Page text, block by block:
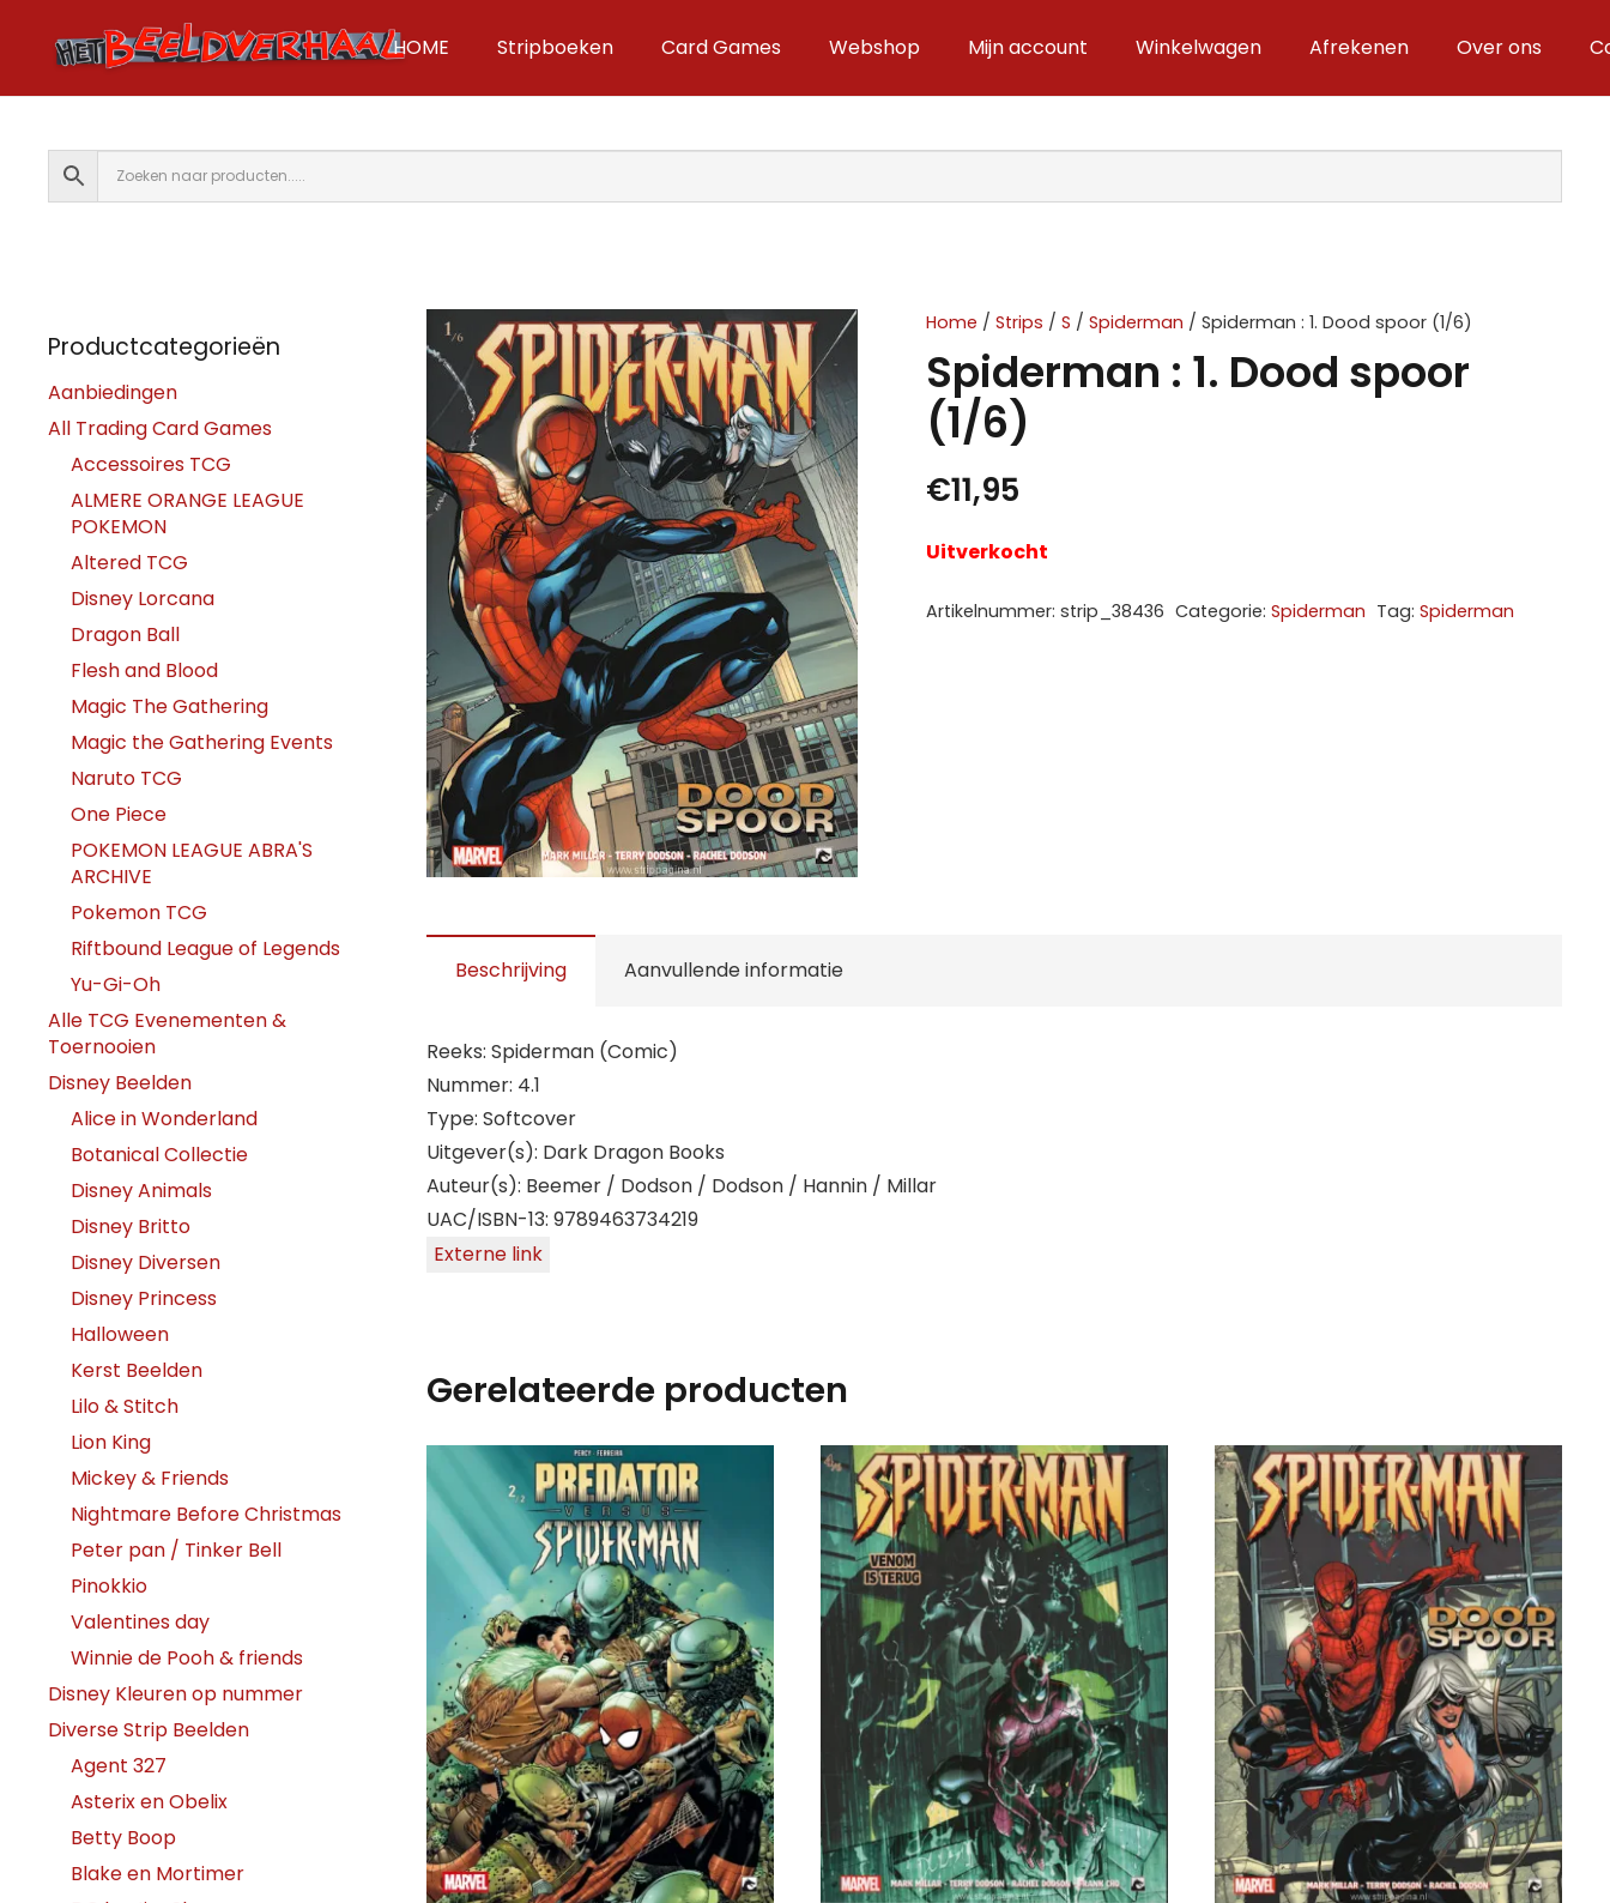
HOME Stripboeken Card Games Webshop Mijn account Winkelwagen Afrekenen Over ons
Home /Strips /S /Spiderman / Spiderman : 1. Dood spoor (1/6)
Spiderman : 1. Dood spoor
(1/6)
€11,95
Uitverkocht
Artikelnummer:strip_38436 Categorie: Spiderman Tag: Spiderman
Beschrijving Aanvullende informatie
Reeks: Spiderman (Comic)
Nummer: 4.1
Type: Softcover
Uitgever(s): Dark Dragon Books
Auteur(s): Beemer / Dodson / Dodson / Hannin / Millar
UAC/ISBN-13: 9789463734219
Externe link
Gerelateerde producten
Productcategorieën
Aanbiedingen
All Trading Card Games
Accessoires TCG
ALMERE ORANGE LEAGUE
POKEMON
Altered TCG
Disney Lorcana
Dragon Ball
Flesh and Blood
Magic The Gathering
Magic the Gathering Events
Naruto TCG
One Piece
POKEMON LEAGUE ABRA'S
ARCHIVE
Pokemon TCG
Riftbound League of Legends
Yu-Gi-Oh
Alle TCG Evenementen &
Toernooien
Disney Beelden
Alice in Wonderland
Botanical Collectie
Disney Animals
Disney Britto
Disney Diversen
Disney Princess
Halloween
Kerst Beelden
Lilo & Stitch
Lion King
Mickey & Friends
Nightmare Before Christmas
Peter pan / Tinker Bell
Pinokkio
Valentines day
Winnie de Pooh & friends
Disney Kleuren op nummer
Diverse Strip Beelden
Agent 327
Asterix en Obelix
Betty Boop
Blake en Mortimer